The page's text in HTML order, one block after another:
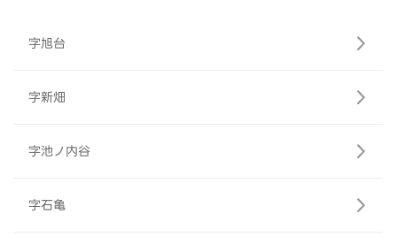
字旭台
字新畑
字池ノ内谷
字石亀